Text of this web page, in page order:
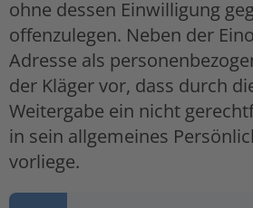
ohne dessen Einwilligung
offenzulegen. Neben der
Adresse als
der Kläger vor, dass durch
Weitergabe ein nicht
in sein allgemeines
vorliege.